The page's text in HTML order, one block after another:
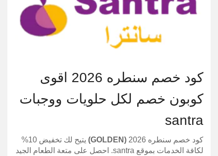
كود خصم سنطره 2026 اقوى
كوبون خصم لكل حلويات ووجبات
santra
كود خصم سنطره 2026 (GOLDEN)
يتيح لك تخفيض 10%
لكافة الخدمات بموقع santra. احصل على متعة الطعام الجيد